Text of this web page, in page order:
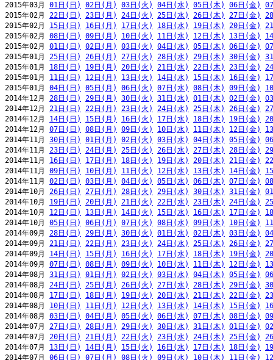
2015年03月 01日(日) 02日(月) 03日(火) 04日(水) 05日(木) 06日(金)
2015年02月 22日(日) 23日(月) 24日(火) 25日(水) 26日(木) 27日(金)
2015年02月 15日(日) 16日(月) 17日(火) 18日(水) 19日(木) 20日(金)
2015年02月 08日(日) 09日(月) 10日(火) 11日(水) 12日(木) 13日(金)
2015年02月 01日(日) 02日(月) 03日(火) 04日(水) 05日(木) 06日(金)
2015年01月 25日(日) 26日(月) 27日(火) 28日(水) 29日(木) 30日(金)
2015年01月 18日(日) 19日(月) 20日(火) 21日(水) 22日(木) 23日(金)
2015年01月 11日(日) 12日(月) 13日(火) 14日(水) 15日(木) 16日(金)
2015年01月 04日(日) 05日(月) 06日(火) 07日(水) 08日(木) 09日(金)
2014年12月 28日(日) 29日(月) 30日(火) 31日(水) 01日(木) 02日(金)
2014年12月 21日(日) 22日(月) 23日(火) 24日(水) 25日(木) 26日(金)
2014年12月 14日(日) 15日(月) 16日(火) 17日(水) 18日(木) 19日(金)
2014年12月 07日(日) 08日(月) 09日(火) 10日(水) 11日(木) 12日(金)
2014年11月 30日(日) 01日(月) 02日(火) 03日(水) 04日(木) 05日(金)
2014年11月 23日(日) 24日(月) 25日(火) 26日(水) 27日(木) 28日(金)
2014年11月 16日(日) 17日(月) 18日(火) 19日(水) 20日(木) 21日(金)
2014年11月 09日(日) 10日(月) 11日(火) 12日(水) 13日(木) 14日(金)
2014年11月 02日(日) 03日(月) 04日(火) 05日(水) 06日(木) 07日(金)
2014年10月 26日(日) 27日(月) 28日(火) 29日(水) 30日(木) 31日(金)
2014年10月 19日(日) 20日(月) 21日(火) 22日(水) 23日(木) 24日(金)
2014年10月 12日(日) 13日(月) 14日(火) 15日(水) 16日(木) 17日(金)
2014年10月 05日(日) 06日(月) 07日(火) 08日(水) 09日(木) 10日(金)
2014年09月 28日(日) 29日(月) 30日(火) 01日(水) 02日(木) 03日(金)
2014年09月 21日(日) 22日(月) 23日(火) 24日(水) 25日(木) 26日(金)
2014年09月 14日(日) 15日(月) 16日(火) 17日(水) 18日(木) 19日(金)
2014年09月 07日(日) 08日(月) 09日(火) 10日(水) 11日(木) 12日(金)
2014年08月 31日(日) 01日(月) 02日(火) 03日(水) 04日(木) 05日(金)
2014年08月 24日(日) 25日(月) 26日(火) 27日(水) 28日(木) 29日(金)
2014年08月 17日(日) 18日(月) 19日(火) 20日(水) 21日(木) 22日(金)
2014年08月 10日(日) 11日(月) 12日(火) 13日(水) 14日(木) 15日(金)
2014年08月 03日(日) 04日(月) 05日(火) 06日(水) 07日(木) 08日(金)
2014年07月 27日(日) 28日(月) 29日(火) 30日(水) 31日(木) 01日(金)
2014年07月 20日(日) 21日(月) 22日(火) 23日(水) 24日(木) 25日(金)
2014年07月 13日(日) 14日(月) 15日(火) 16日(水) 17日(木) 18日(金)
2014年07月 06日(日) 07日(月) 08日(火) 09日(水) 10日(木) 11日(金)